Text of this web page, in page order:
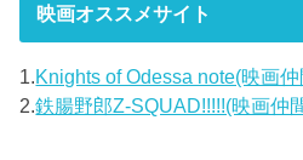
映画オススメサイト
1.Knights of Odessa note(映画
2.鉄腸野郎Z-SQUAD!!!!!(映画仲